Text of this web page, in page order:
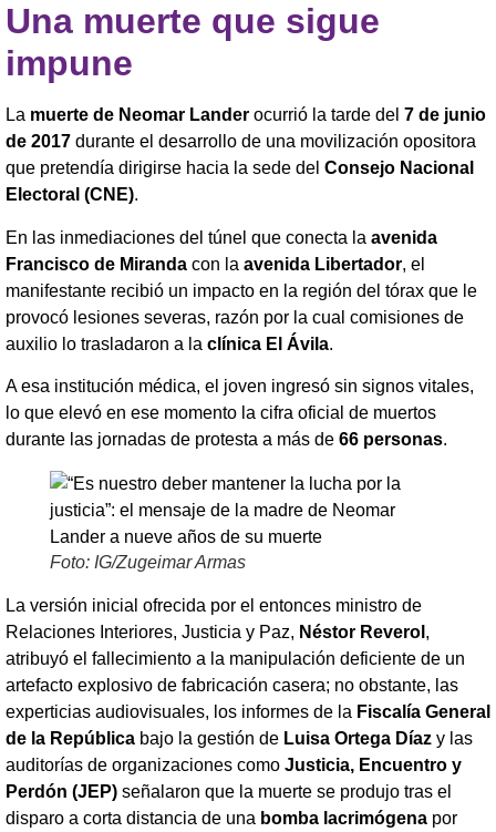
Una muerte que sigue
impune
La muerte de Neomar Lander ocurrió la tarde del 7 de junio
de 2017 durante el desarrollo de una movilización opositora
que pretendía dirigirse hacia la sede del Consejo Nacional
Electoral (CNE).
En las inmediaciones del túnel que conecta la avenida
Francisco de Miranda con la avenida Libertador, el
manifestante recibió un impacto en la región del tórax que le
provocó lesiones severas, razón por la cual comisiones de
auxilio lo trasladaron a la clínica El Ávila.
A esa institución médica, el joven ingresó sin signos vitales,
lo que elevó en ese momento la cifra oficial de muertos
durante las jornadas de protesta a más de 66 personas.
Foto: IG/Zugeimar Armas
La versión inicial ofrecida por el entonces ministro de
Relaciones Interiores, Justicia y Paz, Néstor Reverol ,
atribuyó el fallecimiento a la manipulación deficiente de un
artefacto explosivo de fabricación casera; no obstante, las
experticias audiovisuales, los informes de la Fiscalía General
de la República bajo la gestión de Luisa Ortega Díaz y las
auditorías de organizaciones como Justicia, Encuentro y
Perdón (JEP) señalaron que la muerte se produjo tras el
disparo a corta distancia de una bomba lacrimógena por